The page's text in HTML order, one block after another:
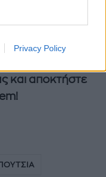
Privacy Policy
και αποκτήστε